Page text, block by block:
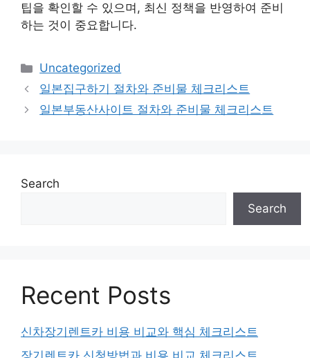
팁을 확인할 수 있으며, 최신 정책을 반영하여 준비
하는 것이 중요합니다.
Categories
Uncategorized
일본집구하기 절차와 준비물 체크리스트
일본부동산사이트 절차와 준비물 체크리스트
Search
Search
Recent Posts
신차장기렌트카 비용 비교와 핵심 체크리스트
장기렌트카 신청방법과 비용 비교 체크리스트